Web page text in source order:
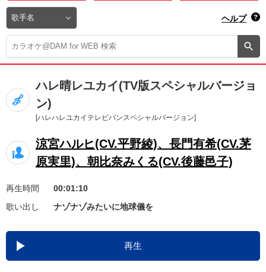
DAM★とも動画
DAM★とも録音
カラオケ＠DAM
ユーザー検索
お知らせ よくあるご質問
カラオケ最新情報をチェック！
ヘルプ
ハレ晴レユカイ(TV版スペシャルバージョ
ン)
[ハレハレユカイテレビバンスペシャルバージョン]
涼宮ハルヒ(CV.平野綾)、長門有希(CV.茅
原実里)、朝比奈みくる(CV.後藤邑子)
再生時間
00:01:10
歌い出し
ナゾナゾみたいに地球儀を
再生